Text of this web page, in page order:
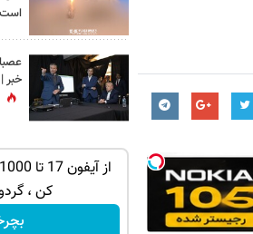
است
خبر
ببر 🔥
کن ،